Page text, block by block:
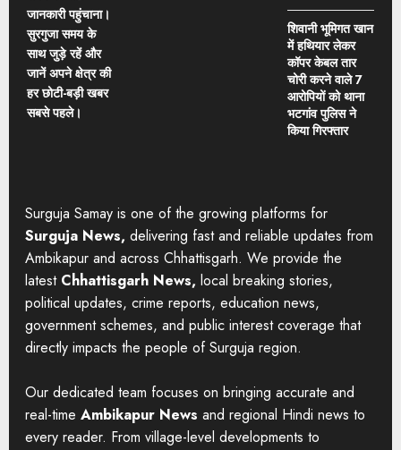
जानकारी पहुंचाना।
सुरगुजा समय के
साथ जुड़े रहें और
जानें अपने क्षेत्र की
हर छोटी-बड़ी खबर
सबसे पहले।
शिवानी भूमिगत खान
में हथियार लेकर
कॉपर केबल तार
चोरी करने वाले 7
आरोपियों को थाना
भटगांव पुलिस ने
किया गिरफ्तार
Surguja Samay is one of the growing platforms for
Surguja News, delivering fast and reliable updates from
Ambikapur and across Chhattisgarh. We provide the
latest Chhattisgarh News, local breaking stories,
political updates, crime reports, education news,
government schemes, and public interest coverage that
directly impacts the people of Surguja region.
Our dedicated team focuses on bringing accurate and
real-time Ambikapur News and regional Hindi news to
every reader. From village-level developments to